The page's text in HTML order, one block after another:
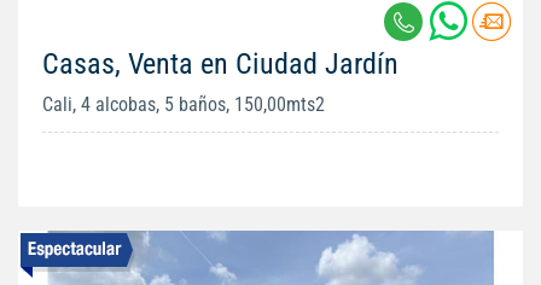
Casas, Venta en Ciudad Jardín
Cali, 4 alcobas, 5 baños, 150,00mts2